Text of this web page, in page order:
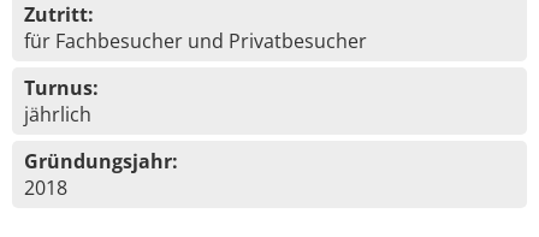
Zutritt:
für Fachbesucher und Privatbesucher
Turnus:
jährlich
Gründungsjahr:
2018